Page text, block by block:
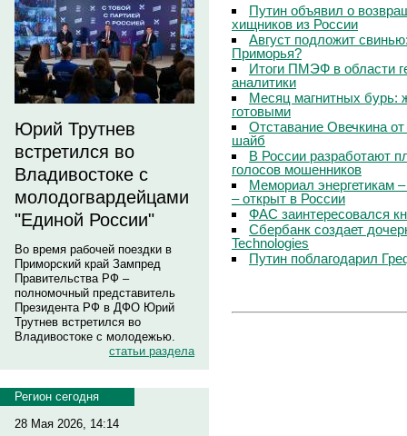
Юрий Трутнев
встретился во
Владивостоке с
молодогвардейцами
"Единой России"
Во время рабочей поездки в
Приморский край Зампред
Правительства РФ –
полномочный представитель
Президента РФ в ДФО Юрий
Трутнев встретился во
Владивостоке с молодежью.
статьи раздела
Регион сегодня
28 Мая 2026, 14:14
Путин объявил о
хищников из России
Август подложит
Приморья?
Итоги ПМЭФ в области
аналитики
Месяц магнитных бурь:
готовыми
Отставание Овечкина
шайб
В России разработают
голосов мошенников
Мемориал энергетикам
– открыт в России
ФАС заинтересовался
Сбербанк создает
Technologies
Путин поблагодарил